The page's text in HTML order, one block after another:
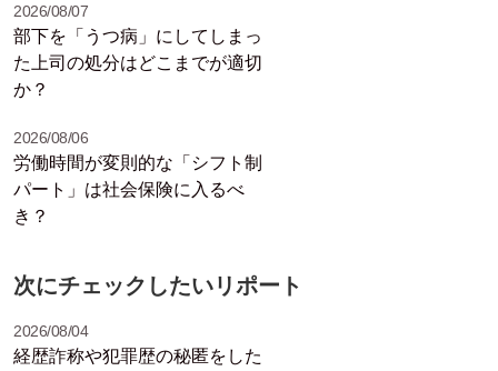
2026/08/07
部下を「うつ病」にしてしまっ
た上司の処分はどこまでが適切
か？
2026/08/06
労働時間が変則的な「シフト制
パート」は社会保険に入るべ
き？
次にチェックしたいリポート
2026/08/04
経歴詐称や犯罪歴の秘匿をした